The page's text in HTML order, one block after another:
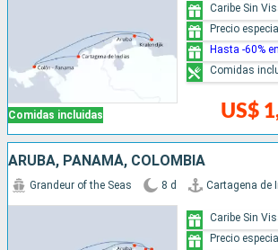
Comidas incluidas US$
Caribe Sin
Precio
Hasta -60%
Comidas
ARUBA, PANAMÁ, COLOMBIA
Grandeur of the Seas 8 d Cartagena de
Caribe Sin
Precio